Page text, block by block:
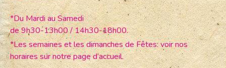
*Du Mardi au Samedi
de 9h30-13h00 / 14h30-18h00.
*Les semaines et les dimanches de Fêtes: voir nos
horaires sur notre page d’accueil.